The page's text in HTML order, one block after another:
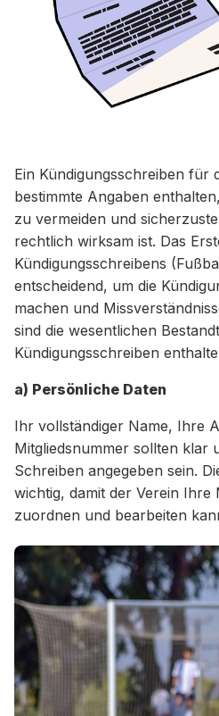
Ein Kündigungsschreiben für
bestimmte Angaben
zu vermeiden und
rechtlich wirksam ist. Das
Kündigungsschreibens
entscheidend, um die
machen und
sind die wesentlichen
Kündigungsschreiben
a) Persönliche Daten
Ihr vollständiger Name, Ihre
Mitgliedsnummer sollten klar
Schreiben angegeben sein.
wichtig, damit der Verein Ihre
zuordnen und bearbeiten